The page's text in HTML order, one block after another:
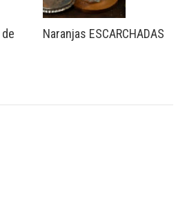
Naranjas ESCARCHADAS